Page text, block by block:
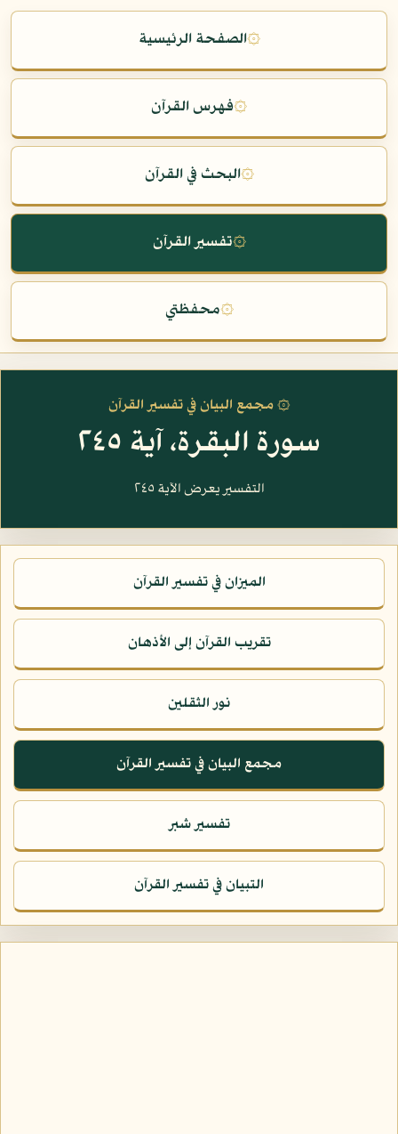
۞الصفحة الرئيسية
۞فهرس القرآن
۞البحث في القرآن
۞تفسير القرآن
۞محفظتي
۞ مجمع البيان في تفسير القرآن
سورة البقرة، آية ٢٤٥
التفسير يعرض الآية ٢٤٥
الميزان في تفسير القرآن
تقريب القرآن إلى الأذهان
نور الثقلين
مجمع البيان في تفسير القرآن
تفسير شبر
التبيان في تفسير القرآن